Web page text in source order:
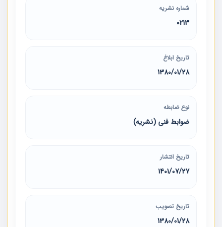
شماره نشریه
0213
تاریخ ابلاغ
1380/01/28
نوع ضابطه
ضوابط فنی (نشریه)
تاریخ انتشار
1401/07/27
تاریخ تصویب
1380/01/28